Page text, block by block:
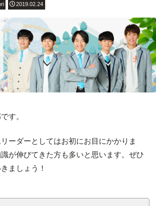
2019.02.24
す。
ーダーとしてはお初にお目にかかりま
が伸びてきた方も多いと思います。ぜひ
ましょう！